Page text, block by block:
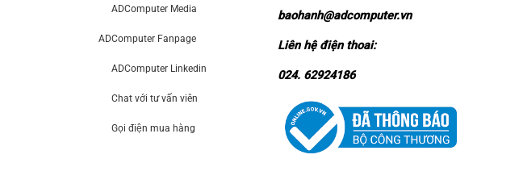
ADComputer Media
ADComputer Fanpage
ADComputer Linkedin
Chat với tư vấn viên
Gọi điện mua hàng
baohanh@adcomputer.vn
Liên hệ điện thoai:
024. 62924186